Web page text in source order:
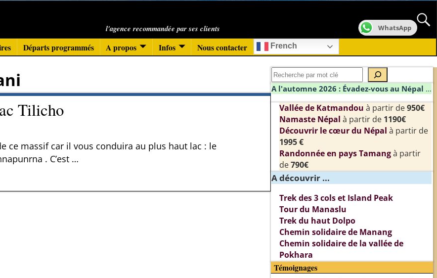
l'agence recommandée par ses clients
Départs programmés A propos Infos Nous contacter French
Tilicho
ce massif car il vous conduira au plus haut lac : le
. C’est …
A l'automne 2026 : Évadez-vous au Népal ...
Vallée de Katmandou à partir de950€
Namaste Népal à partir de 1190€
Découvrir le cœur du Népal à partir de
1995 €
Randonnée en pays Tamangà partir
de790€
A découvrir ...
Trek des 3 cols et Island Peak
Tour du Manaslu
Trek du haut Dolpo
Chemin solidaire de Manang
Chemin solidaire de la vallée de
Pokhara
Témoignages
WhatsApp